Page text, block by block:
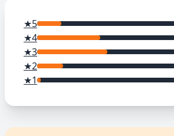
★5
★4
★3
★2
★1